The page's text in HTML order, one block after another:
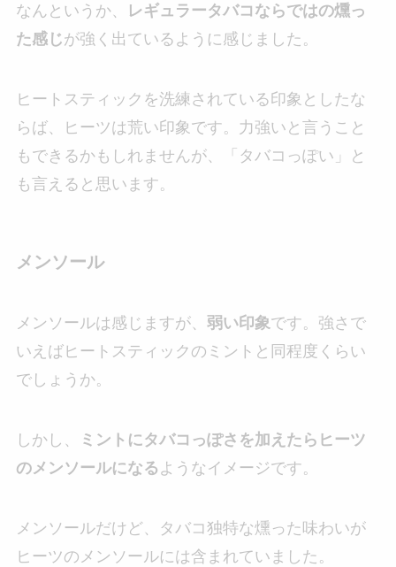
なんというか、
レギュラータバコならではの燻っ
た感じが強く出ているように感じました。
ヒートスティックを洗練されている印象としたな
らば、ヒーツは荒い印象です。力強いと言うこと
もできるかもしれませんが、「タバコっぽい」と
も言えると思います。
メンソール
メンソールは感じますが、 弱い印象です。強さで
いえばヒートスティックのミントと同程度くらい
でしょうか。
しかし、
ミントにタバコっぽさを加えたらヒーツ
のメンソールになる ようなイメージです。
メンソールだけど、タバコ独特な燻った味わいが
ヒーツのメンソールには含まれていました。